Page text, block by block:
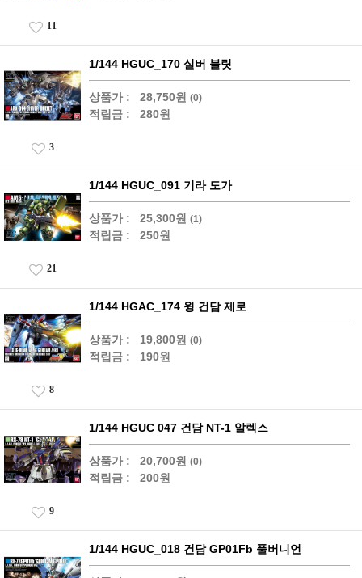
11
1/144 HGUC_170 실버 불릿
상품가 : 28,750원 (0)
적립금 : 280원
3
1/144 HGUC_091 기라 도가
상품가 : 25,300원 (1)
적립금 : 250원
21
1/144 HGAC_174 윙 건담 제로
상품가 : 19,800원 (0)
적립금 : 190원
8
1/144 HGUC 047 건담 NT-1 알렉스
상품가 : 20,700원 (0)
적립금 : 200원
9
1/144 HGUC_018 건담 GP01Fb 풀버니언